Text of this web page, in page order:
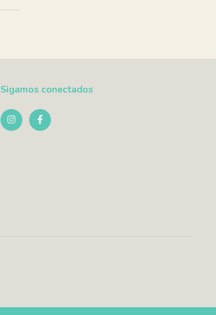
Sigamos conectados